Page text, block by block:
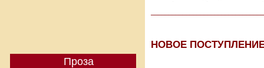
Проза
НОВОЕ